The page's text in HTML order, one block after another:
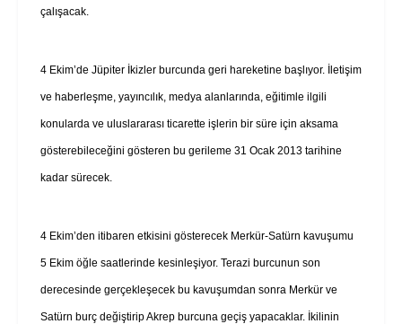
çalışacak.
4 Ekim’de Jüpiter İkizler burcunda geri hareketine başlıyor. İletişim
ve haberleşme, yayıncılık, medya alanlarında, eğitimle ilgili
konularda ve uluslararası ticarette işlerin bir süre için aksama
gösterebileceğini gösteren bu gerileme 31 Ocak 2013 tarihine
kadar sürecek.
4 Ekim’den itibaren etkisini gösterecek Merkür-Satürn kavuşumu
5 Ekim öğle saatlerinde kesinleşiyor. Terazi burcunun son
derecesinde gerçekleşecek bu kavuşumdan sonra Merkür ve
Satürn burç değiştirip Akrep burcuna geçiş yapacaklar. İkilinin